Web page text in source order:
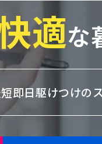
適な
即日駆けつけの